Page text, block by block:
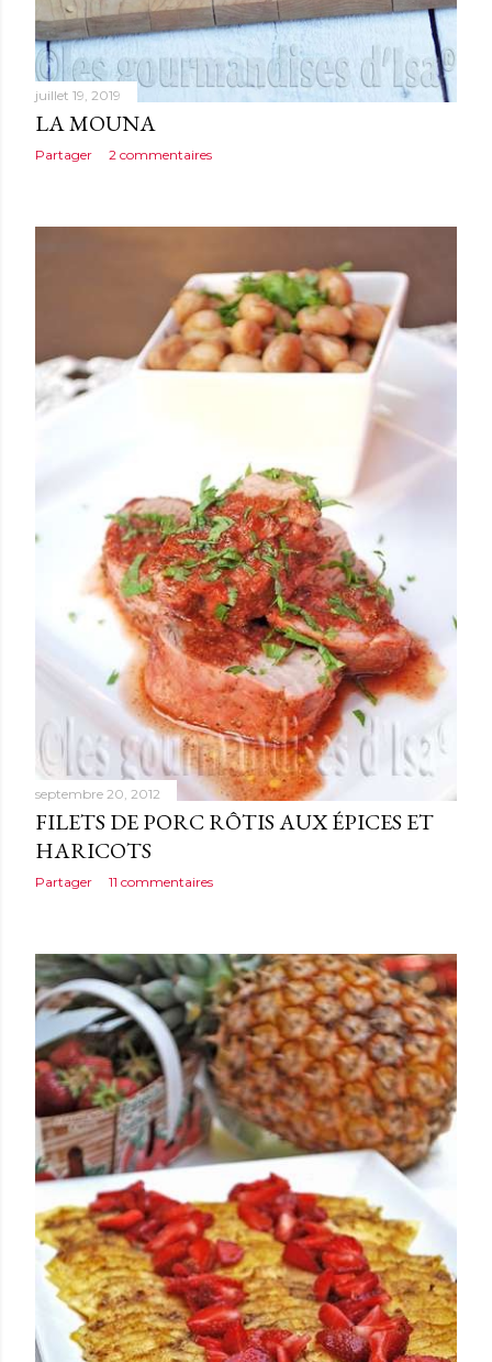
juillet 19, 2019
LA MOUNA
Partager 2 commentaires
septembre 20, 2012
FILETS DE PORC RÔTIS AUX ÉPICES ET
HARICOTS
Partager 11 commentaires